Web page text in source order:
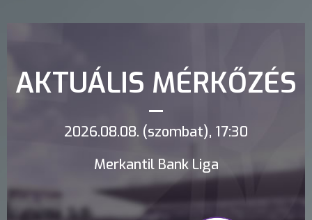
AKTUÁLIS MÉRKŐZÉS
2026.08.08. (szombat), 17:30
Merkantil Bank Liga